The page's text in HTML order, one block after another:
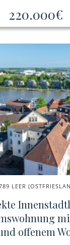
220.000€
LEER
offenem